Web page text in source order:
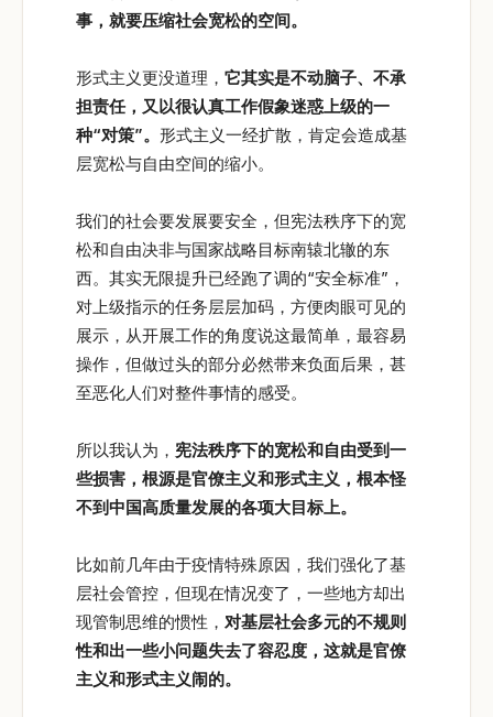
事，就要压缩社会宽松的空间。
形式主义更没道理， 它其实是不动脑子、不承
担责任，又以很认真工作假象迷惑上级的一
种“对策”。 形式主义一经扩散，肯定会造成基
层宽松与自由空间的缩小。
我们的社会要发展要安全，但宪法秩序下的宽
松和自由决非与国家战略目标南辕北辙的东
西。其实无限提升已经跑了调的“安全标准”，
对上级指示的任务层层加码，方便肉眼可见的
展示，从开展工作的角度说这最简单，最容易
操作，但做过头的部分必然带来负面后果，甚
至恶化人们对整件事情的感受。
所以我认为， 宪法秩序下的宽松和自由受到一
些损害，根源是官僚主义和形式主义，根本怪
不到中国高质量发展的各项大目标上。
比如前几年由于疫情特殊原因，我们强化了基
层社会管控，但现在情况变了，一些地方却出
现管制思维的惯性， 对基层社会多元的不规则
性和出一些小问题失去了容忍度，这就是官僚
主义和形式主义闹的。